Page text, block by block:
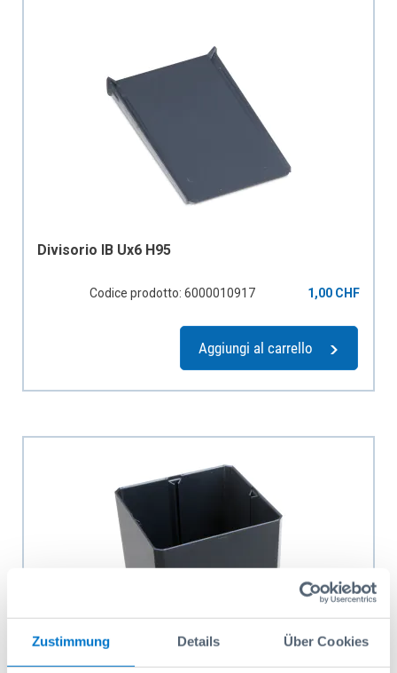
Zustimmung Details Über Cookies
Divisorio IB Ux6 H95
Codice prodotto: 6000010917 1,00 CHF
Aggiungi al carrello